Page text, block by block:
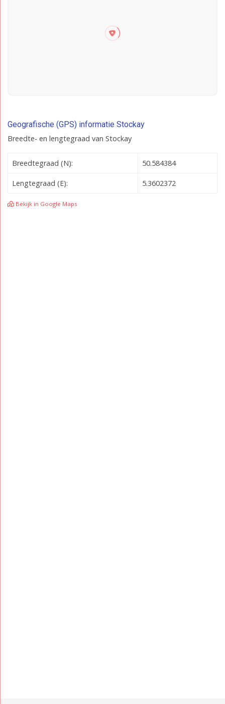
Geografische (GPS) informatie Stockay
Breedte- en lengtegraad van Stockay
Breedtegraad (N): 50.584384
Lengtegraad (E): 5.3602372
Bekijk in Google Maps